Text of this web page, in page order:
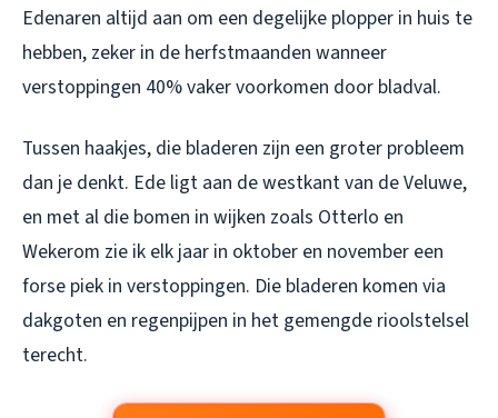
Edenaren altijd aan om een degelijke plopper in huis te
hebben, zeker in de herfstmaanden wanneer
verstoppingen 40% vaker voorkomen door bladval.
Tussen haakjes, die bladeren zijn een groter probleem
dan je denkt. Ede ligt aan de westkant van de Veluwe,
en met al die bomen in wijken zoals Otterlo en
Wekerom zie ik elk jaar in oktober en november een
forse piek in verstoppingen. Die bladeren komen via
dakgoten en regenpijpen in het gemengde rioolstelsel
terecht.